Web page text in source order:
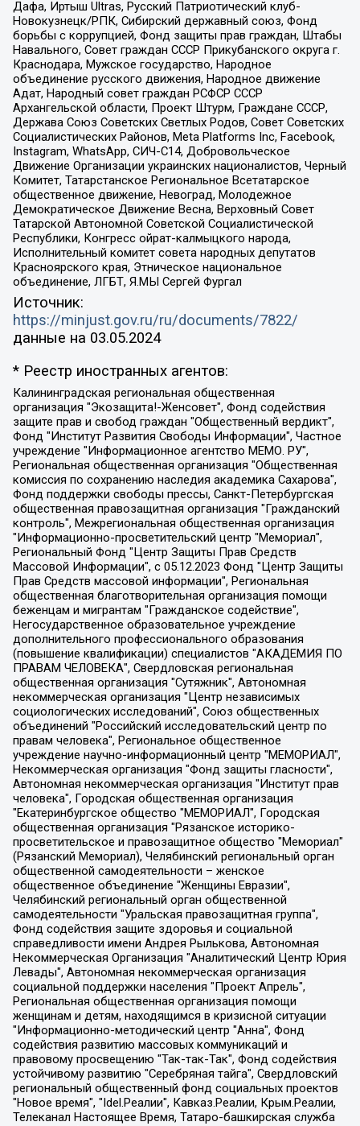
Дафа, Иртыш Ultras, Русский Патриотический клуб-
Новокузнецк/РПК, Сибирский державный союз, Фонд
борьбы с коррупцией, Фонд защиты прав граждан, Штабы
Навального, Совет граждан СССР Прикубанского округа г.
Краснодара, Мужское государство, Народное
объединение русского движения, Народное движение
Адат, Народный совет граждан РСФСР СССР
Архангельской области, Проект Штурм, Граждане СССР,
Держава Союз Советских Светлых Родов, Совет Советских
Социалистических Районов, Meta Platforms Inc, Facebook,
Instagram, WhatsApp, СИЧ-С14, Добровольческое
Движение Организации украинских националистов, Черный
Комитет, Татарстанское Региональное Всетатарское
общественное движение, Невоград, Молодежное
Демократическое Движение Весна, Верховный Совет
Татарской Автономной Советской Социалистической
Республики, Конгресс ойрат-калмыцкого народа,
Исполнительный комитет совета народных депутатов
Красноярского края, Этническое национальное
объединение, ЛГБТ, Я.МЫ Сергей Фургал
Источник:
https://minjust.gov.ru/ru/documents/7822/
данные на 03.05.2024
* Реестр иностранных агентов:
Калининградская региональная общественная организация "Экозащита!-Женсовет", Фонд содействия защите прав и свобод граждан "Общественный вердикт", Фонд "Институт Развития Свободы Информации", Частное учреждение "Информационное агентство МЕМО. РУ", Региональная общественная организация "Общественная комиссия по сохранению наследия академика Сахарова", Фонд поддержки свободы прессы, Санкт-Петербургская общественная правозащитная организация "Гражданский контроль", Межрегиональная общественная организация "Информационно-просветительский центр "Мемориал", Региональный Фонд "Центр Защиты Прав Средств Массовой Информации", с 05.12.2023 Фонд "Центр Защиты Прав Средств массовой информации", Региональная общественная благотворительная организация помощи беженцам и мигрантам "Гражданское содействие", Негосударственное образовательное учреждение дополнительного профессионального образования (повышение квалификации) специалистов "АКАДЕМИЯ ПО ПРАВАМ ЧЕЛОВЕКА", Свердловская региональная общественная организация "Сутяжник", Автономная некоммерческая организация "Центр независимых социологических исследований", Союз общественных объединений "Российский исследовательский центр по правам человека", Региональное общественное учреждение научно-информационный центр "МЕМОРИАЛ", Некоммерческая организация "Фонд защиты гласности", Автономная некоммерческая организация "Институт прав человека", Городская общественная организация "Екатеринбургское общество "МЕМОРИАЛ", Городская общественная организация "Рязанское историко-просветительское и правозащитное общество "Мемориал" (Рязанский Мемориал), Челябинский региональный орган общественной самодеятельности – женское общественное объединение "Женщины Евразии", Челябинский региональный орган общественной самодеятельности "Уральская правозащитная группа", Фонд содействия защите здоровья и социальной справедливости имени Андрея Рылькова, Автономная Некоммерческая Организация "Аналитический Центр Юрия Левады", Автономная некоммерческая организация социальной поддержки населения "Проект Апрель", Региональная общественная организация помощи женщинам и детям, находящимся в кризисной ситуации "Информационно-методический центр "Анна", Фонд содействия развитию массовых коммуникаций и правовому просвещению "Так-так-Так", Фонд содействия устойчивому развитию "Серебряная тайга", Свердловский региональный общественный фонд социальных проектов "Новое время", "Idel.Реалии", Кавказ.Реалии, Крым.Реалии, Телеканал Настоящее Время, Татаро-башкирская служба Радио Свобода (Azatliq Radiosi), Радио Свободная Европа/Радио Свобода (PCE/PC), "Сибирь.Реалии", "Фактограф", Благотворительный фонд помощи осужденным и их семьям, Автономная некоммерческая организация "Институт глобализации и социальных движений", Фонд "В защиту прав заключенных", Частное учреждение "Центр поддержки и содействия развитию средств массовой информации", Пензенский региональный общественный благотворительный фонд "Гражданский союз", "Север.Реалии", Некоммерческая организация Фонд "Правовая инициатива", Общество с ограниченной ответственностью "Радио Свободная Европа/Радио Свобода", Чешское информационное агентство "MEDIUM-ORIENT", Красноярская региональная общественная организация "Мы против СПИДа", Камалягин Денис Николаевич, Маркелов Сергей Евгеньевич, Пономарев Лев Александрович, Савицкая Людмила Алексеевна, Автономная некоммерческая организация "Центр по работе с проблемой насилия "НАСИЛИЮ.НЕТ", Межрегиональный профессиональный союз работников здравоохранения "Альянс врачей", Юридическое лицо, зарегистрированное в Латвийской Республике, SIA "Medusa Project" (регистрационный номер 40103797863, дата регистрации 10.06.2014), Некоммерческая организация "Фонд по борьбе с коррупцией", Автономная некоммерческая организация "Институт права и публичной политики", Баданин Роман Сергеевич, Гликин Максим Александрович, Железнова Мария Михайловна, Лукьянова Юлия Сергеевна, Маетная Елизавета Витальевна, Маняхин Петр Борисович, Чуракова Ольга Владимировна, Ярош Юлия Петровна, Юридическое лицо "The Insider SIA", зарегистрированное в Риге, Латвийская Республика (дата регистрации 26.06.2015), являющееся администратором доменного имени интернет-издания "The Insider SIA", https://theins.ru, Постернак Алексей Евгеньевич, Рубин Михаил Аркадьевич, Анин Роман Александрович, Юридическое лицо Istories fonds, зарегистрированное в Латвийской Республике (регистрационный номер 50008295751, дата регистрации 24.02.2020), Великовский Дмитрий Александрович, Долинина Ирина Николаевна, Мароховская Алеся Алексеевна, Шлейнов Роман Юрьевич, Шмагун Олеся Валентиновна, Общество с ограниченной ответственностью "Альтаир 2021", Общество с ограниченной ответственностью "Вега 2021", Общество с ограниченной ответственностью "Главный редактор 2021", Общество с ограниченной ответственностью "Ромашки монолит", Важенков Артем Валерьевич, Ивановская областная общественная организация "Центр гендерных исследований", Гурман Юрий Альбертович, Медиапроект "ОВД-Инфо", Егоров Владимир Владимирович, Жилинский Владимир Александрович, Общество с ограниченной ответственностью "ЗП", Иванова София Юрьевна, Карезина Инна Павловна, Кильтау Екатерина Викторовна, Петров Алексей Викторович, Пискунов Сергей Евгеньевич, Смирнов Сергей Сергеевич, Тихонов Михаил Сергеевич, Общество с ограниченной ответственностью "ЖУРНАЛИСТ-ИНОСТРАННЫЙ АГЕНТ", Арапова Галина Юрьевна, Вольтская Татьяна Анатольевна, Американская компания "Mason G.E.S. Anonymous Foundation" (США), являющаяся владельцем интернет-издания https://mnews.world/, Компания "Stichting Bellingcat", зарегистрированная в Нидерландах (дата регистрации 11.07.2018), Захаров Андрей Вячеславович, Клепиковская Екатерина Дмитриевна, Общество с ограниченной ответственностью "МЕМО", Перл Роман Александрович, Симонов Евгений Алексеевич, Соловьева Елена Анатольевна, Сотников Даниил Владимирович, Сурначева Елизавета Дмитриевна, Автономная некоммерческая организация по защите прав человека и информированию населения "Якутия – Наше Мнение", Общество с ограниченной ответственностью "Москоу диджитал медиа", с 26.01.2023 Общество с ограниченной ответственностью "Чайка Белые сады", Ветошкина Валерия Валерьевна, Заговора Максим Александрович, Межрегиональное общественное движение "Российская ЛГБТ - сеть", Оленичев Максим Владимирович, Павлов Иван Юрьевич, Скворцова Елена Сергеевна, Общество с ограниченной ответственностью "Как бы инагент", Кочетков Игорь Викторович, Общество с ограниченной ответственностью "Честные выборы", Еланчик Олег Александрович, Общество с ограниченной ответственностью "Нобелевский призыв", Гималова Регина Эмилевна, Григорьев Андрей Валерьевич, Григорьева Алина Александровна, Ассоциация по содействию защите прав призывников, альтернативнослужащих и военнослужащих "Правозащитная группа "Гражданин.Армия.Право", Хисамова Регина Фаритовна, Автономная некоммерческая организация по реализации социально-правовых программ "Лилит", Дальневосточное общественное движение "Маяк", Санкт-Петербургская ЛГБТ-инициативная группа "Выход", Инициативная группа ЛГБТ+ "Реверс", Алексеев Андрей Викторович, Бекбулатова Таисия Львовна, Беляев Иван Михайлович, Владыкина Елена Сергеевна, Гельман Марат Александрович, Никульшина Вероника Юрьевна, Толоконникова Надежда Андреевна, Шендерович Виктор Анатольевич, Общество с ограниченной ответственностью "Данное сообщение", Общество с ограниченной ответственностью Издательский дом "Новая глава", Айнбиндер Александра Александровна, Московский комьюнити-центр для ЛГБТ+инициатив, Благотворительный фонд развития филантропии, Deutsche Welle (Германия, Kurt-Schumacher-Strasse 3, 53113 Bonn), Борзунова Мария Михайловна, Воробьев Виктор Викторович, Голубева Анна Львовна, Константинова Алла Михайловна, Малкова Ирина Владимировна, Мурадов Мурад Абдулгалимович, Осетинская Елизавета Николаевна, Понасенков Евгений Николаевич, Ганапольский Матвей Юрьевич, Киселев Евгений Алексеевич, Борухович Ирина Григорьевна, Дремин Иван Тимофеевич, Дубровский Дмитрий Викторович, Красноярская региональная общественная организация поддержки и развития альтернативных образовательных технологий и межкультурных коммуникаций "ИНТЕРРА", Маяковская Екатерина Алексеевна, Фейгин Марк Захарович, Филимонов Андрей Викторович, Дзугкоева Регина Николаевна, Доброхотов Роман Александрович, Дудь Юрий Александрович, Елкин Сергей Владимирович, Кругликов Кирилл Игоревич, Сабунаева Мария Леонидовна, Семенов Алексей Владимирович, Шаинян Карен Багратович, Шульман Екатерина Михайловна, Асафьев Артур Валерьевич, Вахштайн Виктор Семенович, Венедиктов Алексей Алексеевич, Лушникова Екатерина Евгеньевна, Волков Леонид Михайлович, Невзоров Александр Глебович, Пархоменко Сергей Борисович, Сироткин Ярослав Николаевич, Кара-Мурза Владимир Владимирович, Баранова Наталья Владимировна, Гозман Леонид Яковлевич, Кагарлицкий Борис Юльевич, Климарев Михаил Валерьевич, Милов Владимир Станиславович, Автономная некоммерческая организация Краснодарский центр современного искусства "Типография", Моргенштерн Алишер Тагирович, Соболь Любовь Эдуардовна, Общество с ограниченной ответственностью "ЛИЗА НОРМ", Каспаров Гарри Кимович, Ходорковский Михаил Борисович, Общество с ограниченной ответственностью "Апрельские тезисы", Данилович Ирина Брониславовна, Кашин Олег Владимирович, Петров Николай Владимирович, Пивоваров Алексей Владимирович, Соколов Михаил Владимирович, Цветкова Юлия Владимировна, Чичваркин Евгений Александрович, Комитет против пыток/Команда против пыток, Общество с ограниченной ответственностью "Первый научный", Общество с ограниченной ответственностью "Вертолет и ко", Белоцерковская Вероника Борисовна, Кац Максим Евгеньевич, Лазарева Татьяна Юрьевна, Шаведдинов Руслан Табризович, Яшин Илья Валерьевич, Общество с ограниченной ответственностью "Иноагент ААВ", Алешковский Дмитрий Петрович, Альбац Евгения Марковна, Быков Дмитрий Львович, Галямина Юлия Евгеньевна, Лойко Сергей Леонидович, Мартынов Кирилл Константинович, Медведев Сергей Александрович, Крашенинников Федор Геннадиевич, Гордеева Катерина Вл